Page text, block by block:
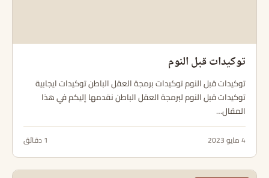
توكيدات قبل النوم
توكيدات قبل النوم توكيدات برمجة العقل الباطن توكيدات ايجابية
توكيدات قبل النوم لبرمجة العقل الباطن نقدمها إليكم في هذا
المقال…
4 مايو 2023 1 دقائق